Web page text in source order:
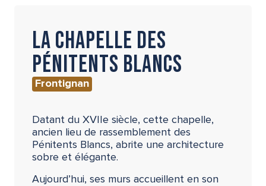
La chapelle des
Pénitents Blancs
Frontignan
Datant du XVIIe siècle, cette chapelle,
ancien lieu de rassemblement des
Pénitents Blancs, abrite une architecture
sobre et élégante.
Aujourd’hui, ses murs accueillent en son